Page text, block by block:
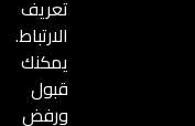
تعريف
الارتباط.
يمكنك
قبول
ورفض